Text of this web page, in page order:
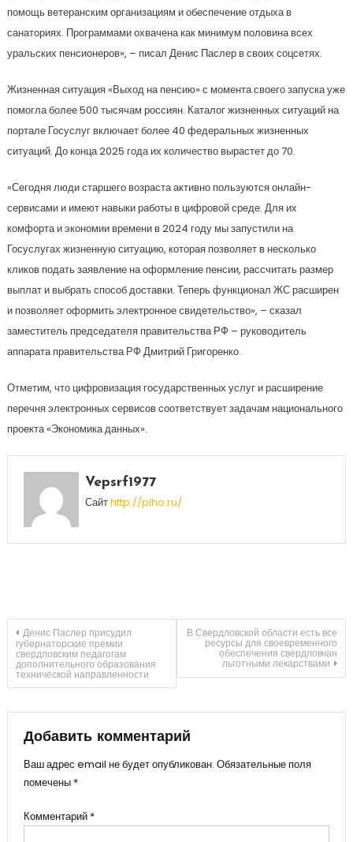
помощь ветеранским организациям и обеспечение отдыха в
санаториях. Программами охвачена как минимум половина всех
уральских пенсионеров», – писал Денис Паслер в своих соцсетях.
Жизненная ситуация «Выход на пенсию» с момента своего запуска уже
помогла более 500 тысячам россиян. Каталог жизненных ситуаций на
портале Госуслуг включает более 40 федеральных жизненных
ситуаций. До конца 2025 года их количество вырастет до 70.
«Сегодня люди старшего возраста активно пользуются онлайн-
сервисами и имеют навыки работы в цифровой среде. Для их
комфорта и экономии времени в 2024 году мы запустили на
Госуслугах жизненную ситуацию, которая позволяет в несколько
кликов подать заявление на оформление пенсии, рассчитать размер
выплат и выбрать способ доставки. Теперь функционал ЖС расширен
и позволяет оформить электронное свидетельство», – сказал
заместитель председателя правительства РФ – руководитель
аппарата правительства РФ Дмитрий Григоренко.
Отметим, что цифровизация государственных услуг и расширение
перечня электронных сервисов соответствует задачам национального
проекта «Экономика данных».
Vepsrf1977
Сайтhttp://plho.ru/
Навигация
по
записям
Денис Паслер присудил
губернаторские премии
свердловским педагогам
дополнительного образования
технической направленности
В Свердловской области есть все
ресурсы для своевременного
обеспечения свердловчан
льготными лекарствами
Добавить комментарий
Ваш адрес email не будет опубликован. Обязательные поля
помечены *
Комментарий *